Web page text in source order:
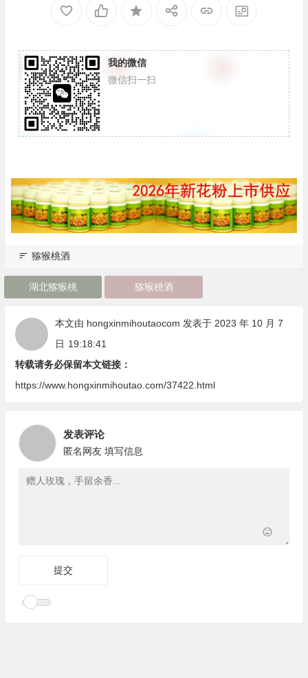
我的微信
微信扫一扫
猕猴桃酒
湖北猕猴桃 猕猴桃酒
本文由 hongxinmihoutaocom 发表于 2023 年 10 月 7
日 19:18:41
转载请务必保留本文链接：
https://www.hongxinmihoutao.com/37422.html
发表评论
匿名网友 填写信息